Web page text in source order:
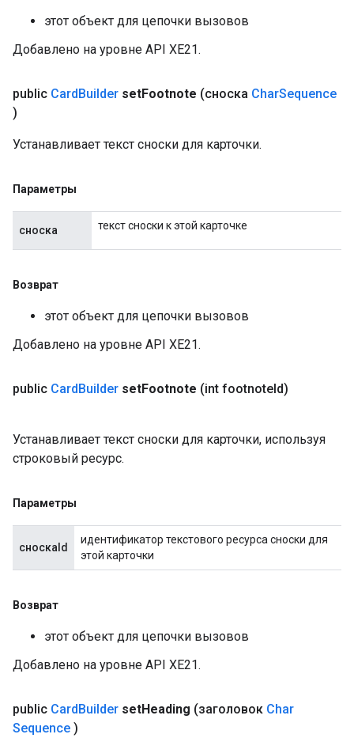
этот объект для цепочки вызовов
Добавлено на уровне API XE21.
public CardBuilder setFootnote (сноска CharSequence
)
Устанавливает текст сноски для карточки.
Параметры
сноска текст сноски к этой карточке
Возврат
этот объект для цепочки вызовов
Добавлено на уровне API XE21.
public CardBuilder setFootnote (int footnoteId)
Устанавливает текст сноски для карточки, используя
строковый ресурс.
Параметры
сноскаId
идентификатор текстового ресурса сноски для
этой карточки
Возврат
этот объект для цепочки вызовов
Добавлено на уровне API XE21.
public CardBuilder setHeading (заголовок Char
Sequence )